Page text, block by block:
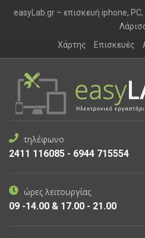
easyLab.gr – επισκευή iphone,
Χάρτης
Επισκευές
τηλέφωνο
2411 116085 - 6944 715554
ώρες λειτουργίας
09 -14.00 & 17.00 - 21.00